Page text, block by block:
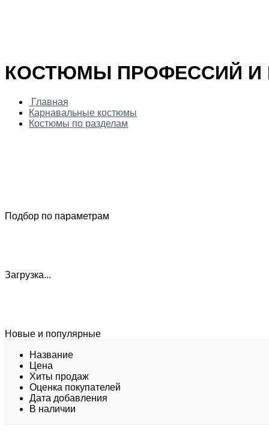
Головные уборы
КОСТЮМЫ ПРОФЕССИЙ И
Главная
Карнавальные костюмы
Костюмы по разделам
Подбор по параметрам
Загрузка...
Новые и популярные
Название
Цена
Хиты продаж
Оценка покупателей
Дата добавления
В наличии